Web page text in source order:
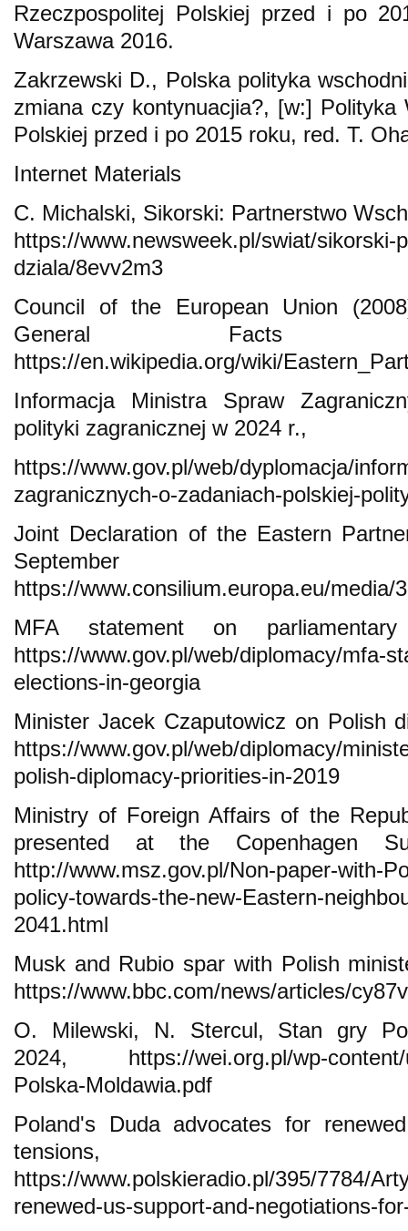
Rzeczpospolitej Polskiej przed i po
Warszawa 2016.
Zakrzewski D., Polska polityka
zmiana czy kontynuacjia?, [w:] Polityka
Polskiej przed i po 2015 roku, red. T.
Internet Materials
C. Michalski, Sikorski: Partnerstwo
https://www.newsweek.pl/swiat/sikorski-
dziala/8evv2m3
Council of the European Union
General Facts
https://en.wikipedia.org/wiki/
Informacja Ministra Spraw
polityki zagranicznej w 2024 r.,
https://www.gov.pl/web/dyplomacja/
zagranicznych-o-zadaniach-polskiej-
Joint Declaration of the Eastern
https://www.consilium.europa.eu/media/
MFA statement on
https://www.gov.pl/web/diplomacy/mfa-
elections-in-georgia
Minister Jacek Czaputowicz on Polish
https://www.gov.pl/web/diplomacy/
polish-diplomacy-priorities-in-2019
Ministry of Foreign Affairs of the
presented at the Copenhagen
http://www.msz.gov.pl/Non-paper-with-
policy-towards-the-new-Eastern-
2041.html
Musk and Rubio spar with Polish
https://www.bbc.com/news/articles/
O. Milewski, N. Stercul, Stan gry
2024, https://wei.org.pl/wp-content/
Polska-Moldawia.pdf
Poland's Duda advocates for
tensions,
https://www.polskieradio.pl/395/7784/
renewed-us-support-and-negotiations-